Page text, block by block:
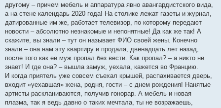
другому – причем мебель и аппаратура явно авангардистского вида,
а на стене календарь 2020 года! На столике лежат газеты и журнал,
датированные им же, работает телевизор, по которому передают
новости – абсолютно незнакомые и непонятные! Да как же так! А
скажите, вы знали – тут он называет ФИО своей жены. Конечно
знали – она нам эту квартиру и продала, двенадцать лет назад,
после того как ее муж пропал без вести. Как пропал? – а никто не
знает! И где она? – вышла замуж, уехала, кажется во Францию.
И когда приятель уже совсем съехал крышей, распахивается дверь,
входит «уехавшая» жена, родня, гости – с днем рождения! Нанятые
артисты раскланиваются, получив гонорар. А мебель и новая
плазма, так я ведь давно о таких мечтала, ты не возражаешь,